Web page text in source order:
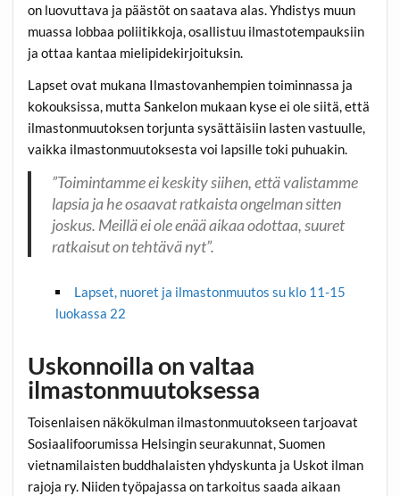
on luovuttava ja päästöt on saatava alas. Yhdistys muun
muassa lobbaa poliitikkoja, osallistuu ilmastotempauksiin
ja ottaa kantaa mielipidekirjoituksin.
Lapset ovat mukana Ilmastovanhempien toiminnassa ja
kokouksissa, mutta Sankelon mukaan kyse ei ole siitä, että
ilmastonmuutoksen torjunta sysättäisiin lasten vastuulle,
vaikka ilmastonmuutoksesta voi lapsille toki puhuakin.
”Toimintamme ei keskity siihen, että valistamme
lapsia ja he osaavat ratkaista ongelman sitten
joskus. Meillä ei ole enää aikaa odottaa, suuret
ratkaisut on tehtävä nyt”.
Lapset, nuoret ja ilmastonmuutos su klo 11-15
luokassa 22
Uskonnoilla on valtaa
ilmastonmuutoksessa
Toisenlaisen näkökulman ilmastonmuutokseen tarjoavat
Sosiaalifoorumissa Helsingin seurakunnat, Suomen
vietnamilaisten buddhalaisten yhdyskunta ja Uskot ilman
rajoja ry. Niiden työpajassa on tarkoitus saada aikaan